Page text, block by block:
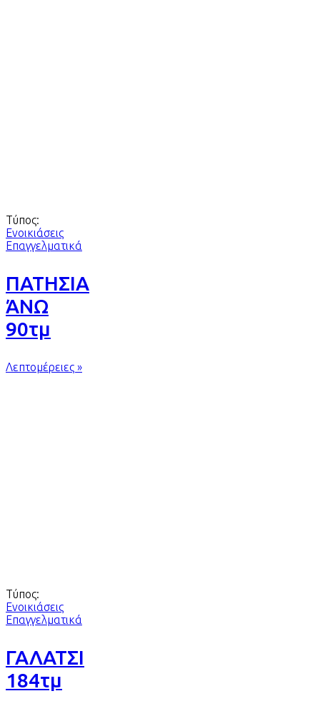
Τύπος:
Ενοικιάσεις
Επαγγελματικά
ΠΑΤΗΣΙΑ
ΆΝΩ
90τμ
Λεπτομέρειες »
Τύπος:
Ενοικιάσεις
Επαγγελματικά
ΓΑΛΑΤΣΙ
184τμ